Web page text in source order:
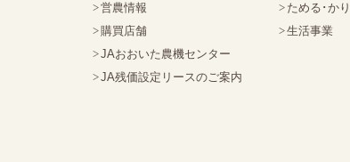
営農情報
購買店舗
JAおおいた農機センター
JA残価設定リースのご案内
ためる･か
生活事業